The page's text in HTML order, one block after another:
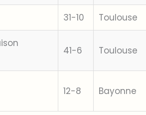
31-10 Toulouse
41-6 Toulouse
12-8 Bayonne